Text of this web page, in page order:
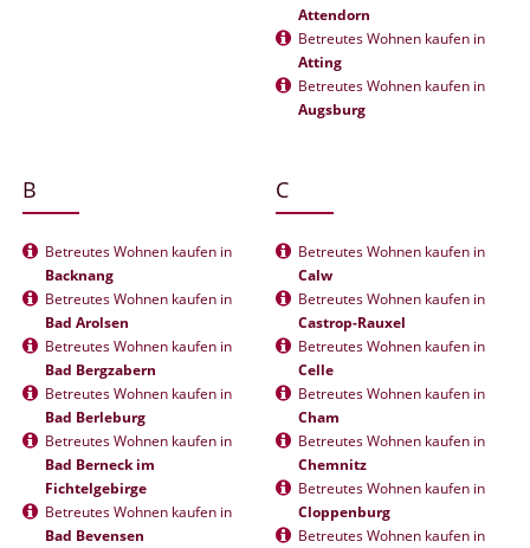
Attendorn
Betreutes Wohnen kaufen in
Atting
Betreutes Wohnen kaufen in
Augsburg
B
Betreutes Wohnen kaufen in
Backnang
Betreutes Wohnen kaufen in
Bad Arolsen
Betreutes Wohnen kaufen in
Bad Bergzabern
Betreutes Wohnen kaufen in
Bad Berleburg
Betreutes Wohnen kaufen in
Bad Berneck im
Fichtelgebirge
Betreutes Wohnen kaufen in
Bad Bevensen
C
Betreutes Wohnen kaufen in
Calw
Betreutes Wohnen kaufen in
Castrop-Rauxel
Betreutes Wohnen kaufen in
Celle
Betreutes Wohnen kaufen in
Cham
Betreutes Wohnen kaufen in
Chemnitz
Betreutes Wohnen kaufen in
Cloppenburg
Betreutes Wohnen kaufen in